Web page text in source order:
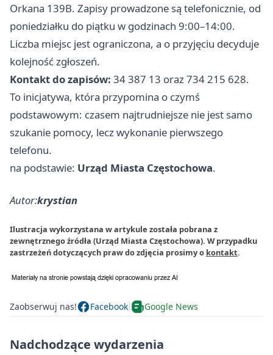
Orkana 139B. Zapisy prowadzone są telefonicznie, od
poniedziałku do piątku w godzinach 9:00–14:00.
Liczba miejsc jest ograniczona, a o przyjęciu decyduje
kolejność zgłoszeń.
Kontakt do zapisów: 34 387 13 oraz 734 215 628.
To inicjatywa, która przypomina o czymś
podstawowym: czasem najtrudniejsze nie jest samo
szukanie pomocy, lecz wykonanie pierwszego
telefonu.
na podstawie: Urząd Miasta Częstochowa.
Autor:krystian
Ilustracja wykorzystana w artykule została pobrana z
zewnętrznego źródła (Urząd Miasta Częstochowa). W przypadku
zastrzeżeń dotyczących praw do zdjęcia prosimy o kontakt.
Zaobserwuj nas! Facebook Google News
Nadchodzące wydarzenia